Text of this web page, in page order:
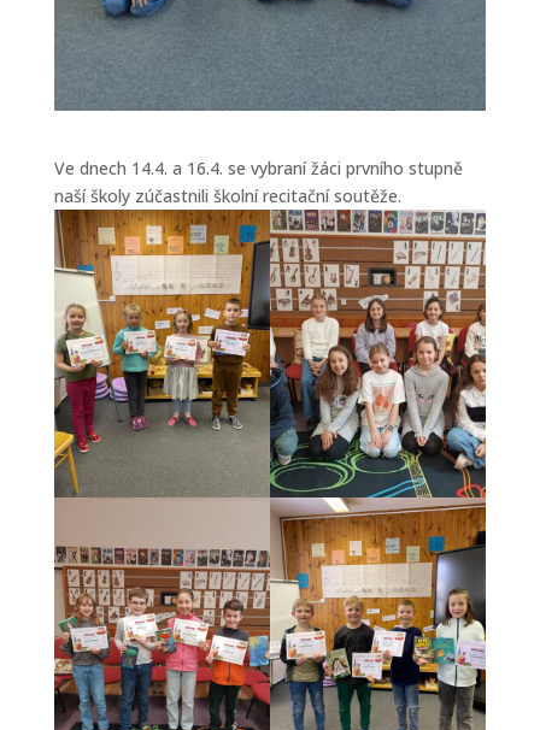
Ve dnech 14.4. a 16.4. se vybraní žáci prvního stupně
naší školy zúčastnili školní recitační soutěže.